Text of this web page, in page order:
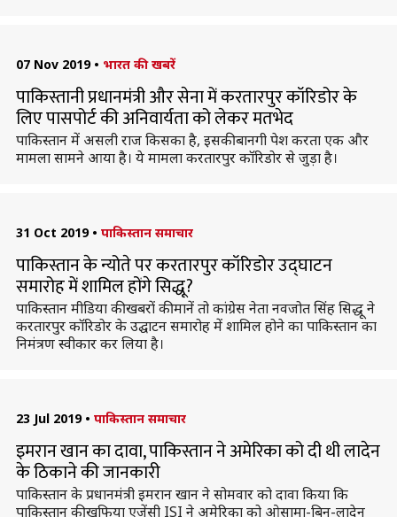
07 Nov 2019 • भारत की खबरें
पाकिस्तानी प्रधानमंत्री और सेना में करतारपुर कॉरिडोर के
लिए पासपोर्ट की अनिवार्यता को लेकर मतभेद
पाकिस्तान में असली राज किसका है, इसकी बानगी पेश करता एक और
मामला सामने आया है। ये मामला करतारपुर कॉरिडोर से जुड़ा है।
31 Oct 2019 • पाकिस्तान समाचार
पाकिस्तान के न्योते पर करतारपुर कॉरिडोर उद्घाटन
समारोह में शामिल होंगे सिद्धू?
पाकिस्तान मीडिया की खबरों की मानें तो कांग्रेस नेता नवजोत सिंह सिद्धू ने
करतारपुर कॉरिडोर के उद्घाटन समारोह में शामिल होने का पाकिस्तान का
निमंत्रण स्वीकार कर लिया है।
23 Jul 2019 • पाकिस्तान समाचार
इमरान खान का दावा, पाकिस्तान ने अमेरिका को दी थी लादेन
के ठिकाने की जानकारी
पाकिस्तान के प्रधानमंत्री इमरान खान ने सोमवार को दावा किया कि
पाकिस्तान की खुफिया एजेंसी ISI ने अमेरिका को ओसामा-बिन-लादेन